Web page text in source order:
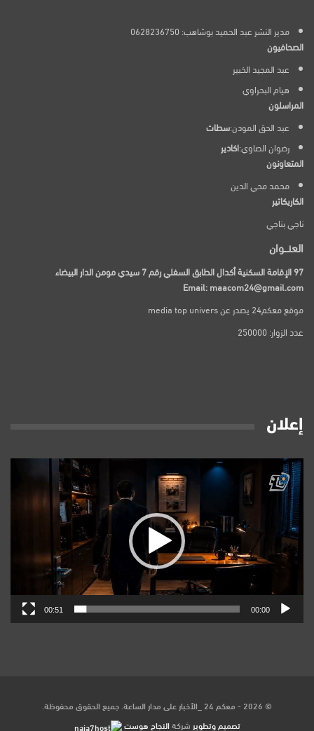
مدير النشر عبد الحميد بوشاهب: 0628236750
الصحافيون
عبد المجيد الخبير
هيام البحراوي
المراسلون
عبد الحق المودن:سطات
رضوان الصاوي:اكادير
المتعاونون
محمد محي الدين
الكاريكاتير
ناجي بناجي
العنـــوان
97 الإقامة السكنية أكدال الطابق السفلي رقم 7 سيدي مومن الدار البيضاء
Email: maacom24@gmail.com
موقع معكم24 يصدر عن media top univers
عدد الزوار: 250000
إعلان
مشغل
الفيديو
00:00
00:51
© 2026 - معكم 24 _الأخبار على مدار الساعة. جميع الحقوق محفوظة.
تصميم وتطوير شركةالنجاح هوست